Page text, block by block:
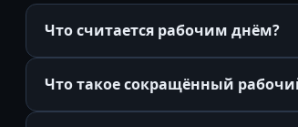
Что считается рабочим днём?
Что такое сокращённый